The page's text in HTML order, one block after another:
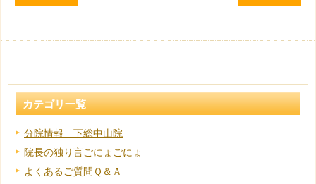
カテゴリ一覧
分院情報 下総中山院
院長の独り言ごにょごにょ
よくあるご質問Ｑ＆Ａ